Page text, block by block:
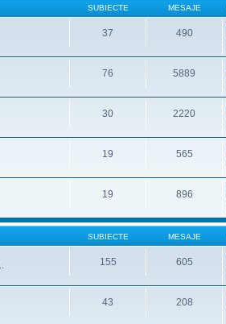
SUBIECTE MESAJE
37 490
76 5889
30 2220
19 565
19 896
SUBIECTE MESAJE
155 605
43 208